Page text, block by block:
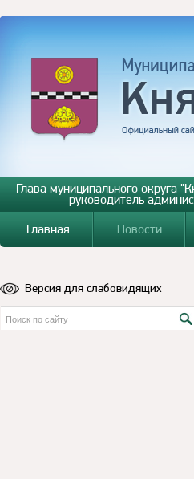
Глава муниципального округа
руководитель
Главная
Новости
Версия для слабовидящих